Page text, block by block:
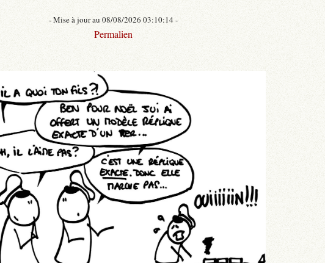
- Mise à jour au 08/08/2026 03:10:14 -
Permalien